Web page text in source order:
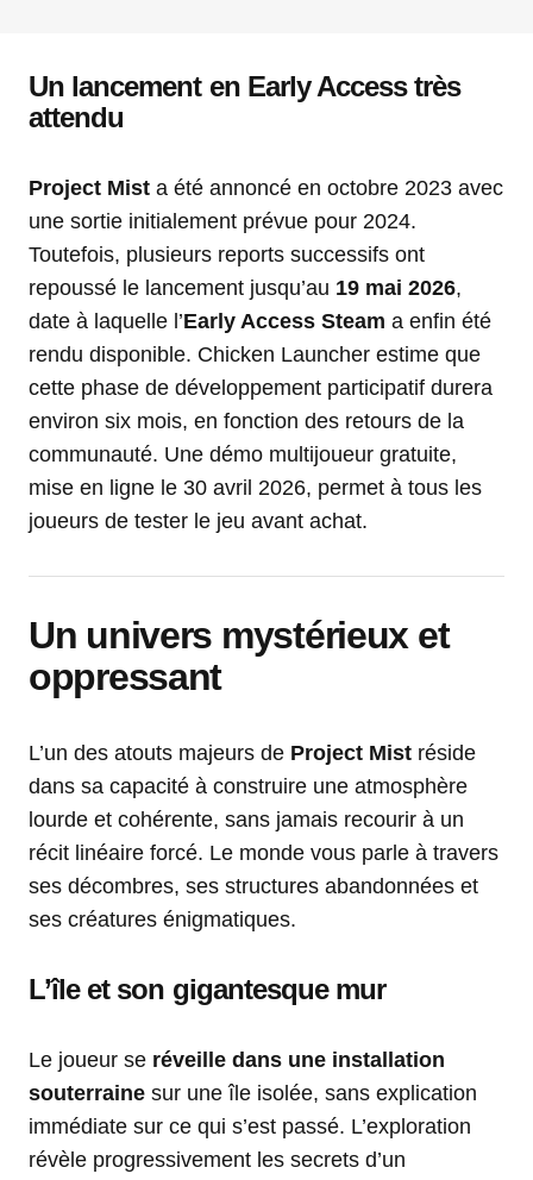
Un lancement en Early Access très
attendu
Project Mist a été annoncé en octobre 2023 avec
une sortie initialement prévue pour 2024.
Toutefois, plusieurs reports successifs ont
repoussé le lancement jusqu’au 19 mai 2026,
date à laquelle l’Early Access Steam a enfin été
rendu disponible. Chicken Launcher estime que
cette phase de développement participatif durera
environ six mois, en fonction des retours de la
communauté. Une démo multijoueur gratuite,
mise en ligne le 30 avril 2026, permet à tous les
joueurs de tester le jeu avant achat.
Un univers mystérieux et
oppressant
L’un des atouts majeurs de Project Mist réside
dans sa capacité à construire une atmosphère
lourde et cohérente, sans jamais recourir à un
récit linéaire forcé. Le monde vous parle à travers
ses décombres, ses structures abandonnées et
ses créatures énigmatiques.
L’île et son gigantesque mur
Le joueur se réveille dans une installation
souterraine sur une île isolée, sans explication
immédiate sur ce qui s’est passé. L’exploration
révèle progressivement les secrets d’un